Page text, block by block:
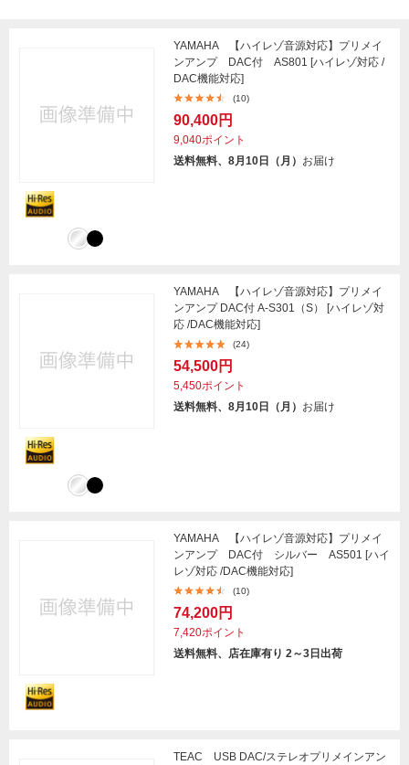
YAMAHA 【ハイレゾ音源対応】プリメイ
ンアンプ DAC付 AS801 [ハイレゾ対応 /
DAC機能対応]
(10)
90,400円
9,040ポイント
送料無料、8月10日（月） お届け
YAMAHA 【ハイレゾ音源対応】プリメイ
ンアンプ DAC付 A-S301（S） [ハイレゾ対
応 /DAC機能対応]
(24)
54,500円
5,450ポイント
送料無料、8月10日（月） お届け
YAMAHA 【ハイレゾ音源対応】プリメイ
ンアンプ DAC付 シルバー AS501 [ハイ
レゾ対応 /DAC機能対応]
(10)
74,200円
7,420ポイント
送料無料、店在庫有り 2～3日出荷
TEAC USB DAC/ステレオプリメインアン